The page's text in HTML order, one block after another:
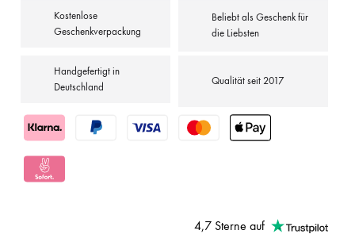
Kostenlose
Geschenkverpackung
Beliebt als Geschenk für
die Liebsten
Handgefertigt in
Deutschland
Qualität seit 2017
4,7 Sterne auf